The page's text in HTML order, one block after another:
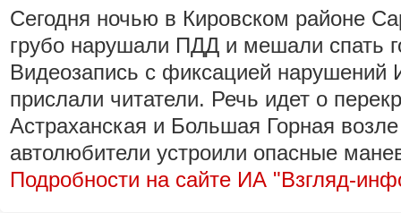
Сегодня ночью в Кировском районе
грубо нарушали ПДД и мешали спать
Видеозапись с фиксацией
прислали читатели. Речь идет о
Астраханская и Большая Горная
автолюбители устроили опасные
Подробности на сайте ИА "Взгляд-